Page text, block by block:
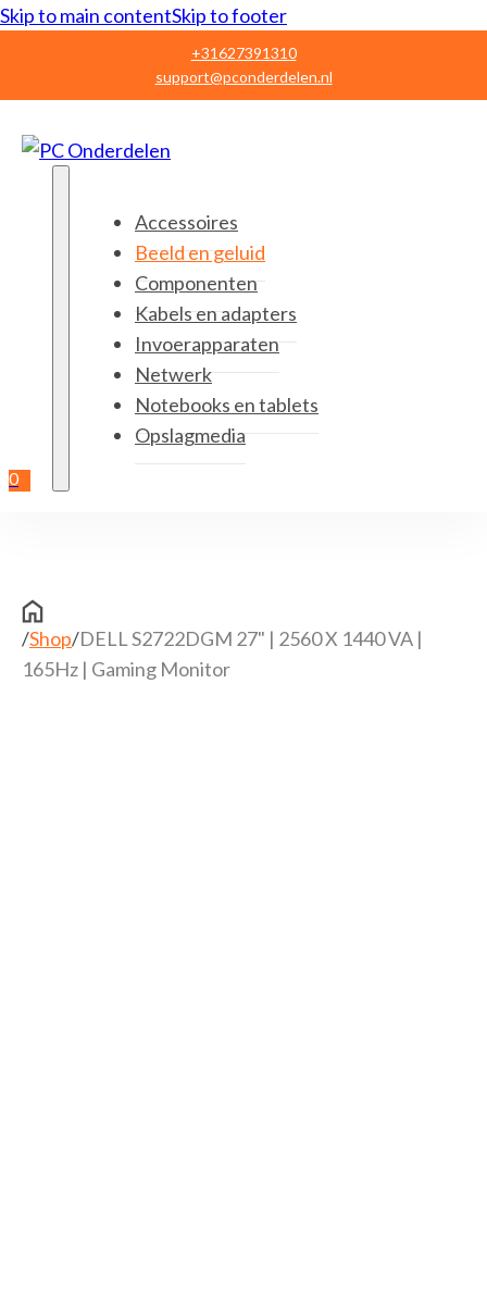
Skip to main contentSkip to footer
+31627391310
support@pconderdelen.nl
0
Accessoires
Beeld en geluid
Componenten
Kabels en adapters
Invoerapparaten
Netwerk
Notebooks en tablets
Opslagmedia
/Shop/DELL S2722DGM 27" | 2560 X 1440 VA |
165Hz | Gaming Monitor